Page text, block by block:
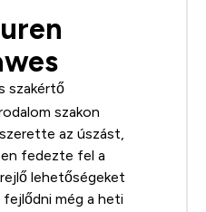
szakértő
szakon
az úszást,
fedezte fel a
lehetőségeket
még a heti